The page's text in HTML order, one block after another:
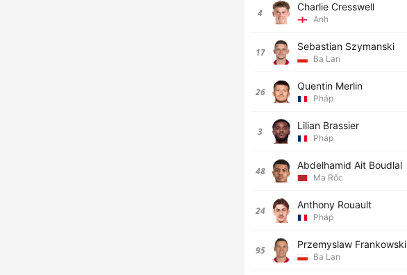
4 Charlie Cresswell
Anh
17 Sebastian Szymanski
Ba Lan
26 Quentin Merlin
Pháp
3 Lilian Brassier
Pháp
48 Abdelhamid Ait Boudlal
Ma Rốc
24 Anthony Rouault
Pháp
95 Przemyslaw Frankowski
Ba Lan